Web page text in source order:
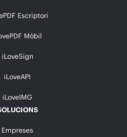
Escriptori
Mòbil
iLoveSign
iLoveAPI
iLoveIMG
Empreses